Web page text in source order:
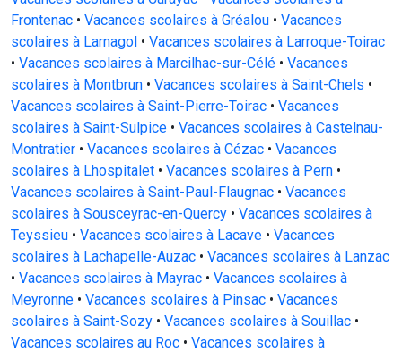
Frontenac • Vacances scolaires à Gréalou • Vacances
scolaires à Larnagol • Vacances scolaires à Larroque-Toirac
• Vacances scolaires à Marcilhac-sur-Célé • Vacances
scolaires à Montbrun • Vacances scolaires à Saint-Chels •
Vacances scolaires à Saint-Pierre-Toirac • Vacances
scolaires à Saint-Sulpice • Vacances scolaires à Castelnau-
Montratier • Vacances scolaires à Cézac • Vacances
scolaires à Lhospitalet • Vacances scolaires à Pern •
Vacances scolaires à Saint-Paul-Flaugnac • Vacances
scolaires à Sousceyrac-en-Quercy • Vacances scolaires à
Teyssieu • Vacances scolaires à Lacave • Vacances
scolaires à Lachapelle-Auzac • Vacances scolaires à Lanzac
• Vacances scolaires à Mayrac • Vacances scolaires à
Meyronne • Vacances scolaires à Pinsac • Vacances
scolaires à Saint-Sozy • Vacances scolaires à Souillac •
Vacances scolaires au Roc • Vacances scolaires à